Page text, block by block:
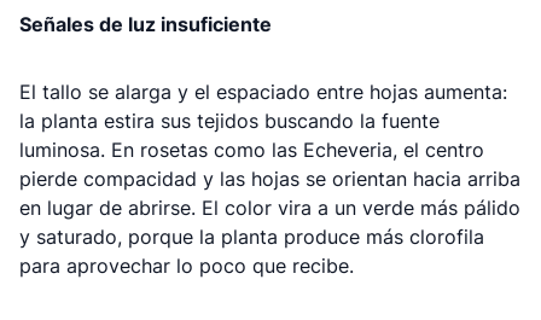
Señales de luz insuficiente
El tallo se alarga y el espaciado entre hojas aumenta:
la planta estira sus tejidos buscando la fuente
luminosa. En rosetas como las Echeveria, el centro
pierde compacidad y las hojas se orientan hacia arriba
en lugar de abrirse. El color vira a un verde más pálido
y saturado, porque la planta produce más clorofila
para aprovechar lo poco que recibe.